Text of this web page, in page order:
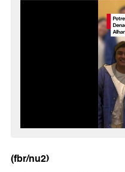
(fbr/nu2)